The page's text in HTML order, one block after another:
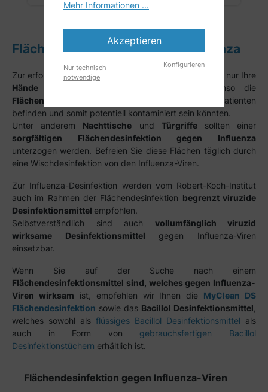
Flächendesinfektion gegen Influenza
Zur erfolgreichen Grippe-Desinfektion sollten Sie nicht nur Ihre
Hände regelmäßig desinfizieren
, sondern ebenso die
Flächen , die sich in der Nähe eines Influenza-Patienten
befinden und somit potentiell kontaminiert sein könnten.
Unter anderem Nachttische und Türgriffesollten einer
sorgfältigen Flächendesinfektion gegen Influenza
unterzogen werden. Befreien Sie diese Flächen täglich durch
eine Wischdesinfektion von den Influenza-Viren.
Zur Influenza-Desinfektion werden vom Robert-Koch-Institut
auch im Rahmen der Flächendesinfektion begrenzt viruzide
Desinfektionsmittel empfohlen.
Selbstverständlich sind auch vollumfänglich viruzid
wirksame Desinfektionsmittel gegen Influenza-Viren
einsetzbar.
Wenn Sie auf der Suche nach einem
Flächendesinfektionsmittel sind, welches gegen Influenza-
Viren wirksam ist, empfehlen wir Ihnen die MyClean DS
Flächendesinfektion sowie das Bacillol Desinfektionsmittel
welches sowohl als flüssiges Bacillol Desinfektionsmittel als
auch in Form von gebrauchsfertigen Bacillol
Desinfektionstüchern erhältlich ist.
Produktgalerie überspringen
Flächendesinfektion gegen Influenza-Viren
Mehr Informationen ...
Akzeptieren
Nur technisch
notwendige
Konfigurieren